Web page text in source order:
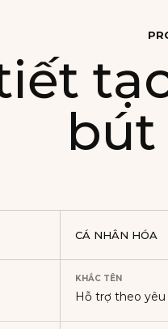
bút
CÁ NHÂN HÓA
KHẮC TÊN
Hỗ trợ theo yêu